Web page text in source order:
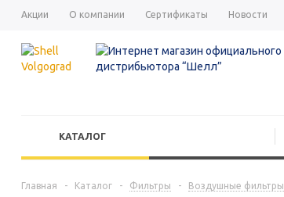
Акции О компании Сертификаты Новости
КАТАЛОГ
Главная - Каталог - Фильтры - Воздушные фильтры